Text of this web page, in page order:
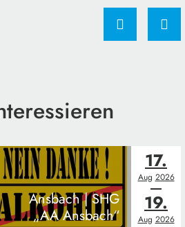
Ansbach | SHG
„AA Ansbach“
17.
Aug 2026
19.
Aug 2026